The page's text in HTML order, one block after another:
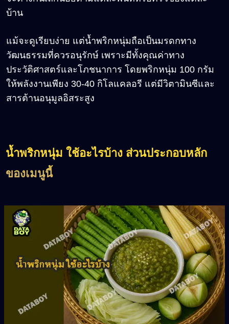
บ้าน
แม้จะดูเรียบง่าย แต่น้ำพริกหนุ่มถือเป็นมรดกทาง
วัฒนธรรมที่ควรอนุรักษ์ เพราะมีทั้งคุณค่าทาง
ประวัติศาสตร์และโภชนาการ โดยพริกหนุ่ม 100 กรัม
ให้พลังงานเพียง 30-40 กิโลแคลอรี แต่มีวิตามินซีและ
สารต้านอนุมูลอิสระสูง
น้ำพริกหนุ่ม ใช้อะไรบ้าง ส่วนประกอบหลัก
ของเมนูนี้